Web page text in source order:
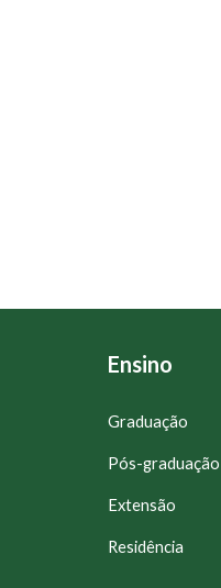
Ensino
Graduação
Pós-graduação
Extensão
Residência